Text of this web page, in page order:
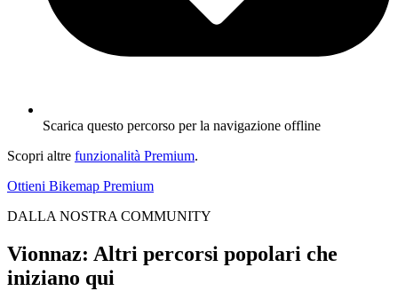
Scarica questo percorso per la navigazione offline
Scopri altre funzionalità Premium.
Ottieni Bikemap Premium
DALLA NOSTRA COMMUNITY
Vionnaz: Altri percorsi popolari che
iniziano qui